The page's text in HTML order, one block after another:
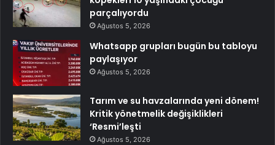
parçalıyordu
Ağustos 5, 2026
Whatsapp grupları bugün bu tabloyu
paylaşıyor
Ağustos 5, 2026
Tarım ve su havzalarında yeni dönem!
Kritik yönetmelik değişiklikleri
‘Resmi’leşti
Ağustos 5, 2026